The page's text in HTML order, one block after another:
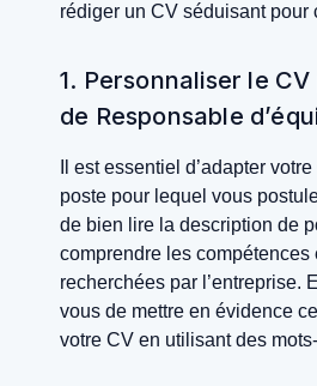
rédiger un CV séduisant pour
1. Personnaliser le
de Responsable
Il est essentiel d’adapter
poste pour lequel vous
de bien lire la description de
comprendre les compétences
recherchées par l’entreprise.
vous de mettre en évidence
votre CV en utilisant des